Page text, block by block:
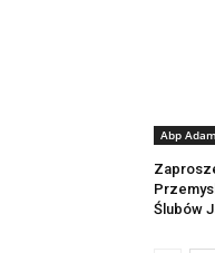
Abp
Ślubów